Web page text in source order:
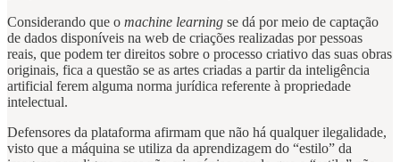
Considerando que o machine learning se dá por meio de captação
de dados disponíveis na web de criações realizadas por pessoas
reais, que podem ter direitos sobre o processo criativo das suas obras
originais, fica a questão se as artes criadas a partir da inteligência
artificial ferem alguma norma jurídica referente à propriedade
intelectual.
Defensores da plataforma afirmam que não há qualquer ilegalidade,
visto que a máquina se utiliza da aprendizagem do “estilo” da